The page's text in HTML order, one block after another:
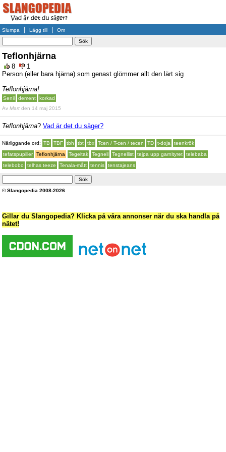
Slumpa Lägg till Om
Teflonhjärna
8
1
Person (eller bara hjärna) som genast glömmer allt den lärt sig
Teflonhjärna!
Senil dement
korkad
Av Mart den 14 maj 2015
Teflonhjärna? Vad är det du säger?
Närliggande ord: TB TBF tbh tbt tbx Tcen / T-cen / tecen TD t-doja
teenkrök
tefatspupiller
Teflonhjärna Tegeltak Tegnell Tegnellist tejpa upp garnityret
telebaba
telebobo
telhas teeze Tenala-mått tennis tenstajeans
© Slangopedia 2008-2026
Gillar du Slangopedia? Klicka på våra annonser när du ska handla på
nätet!